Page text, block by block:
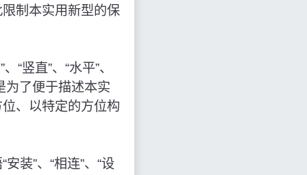
制本实用新型的保
“竖直”、“水平”、
为了便于描述本实
、以特定的方位构
装”、“相连”、“设